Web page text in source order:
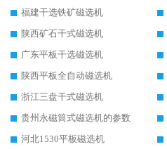
福建干选铁矿磁选机
陕西矿石干式磁选机
广东平板干选磁选机
陕西平板全自动磁选机
浙江三盘干式磁选机
贵州永磁筒式磁选机的参数
河北1530平板磁选机